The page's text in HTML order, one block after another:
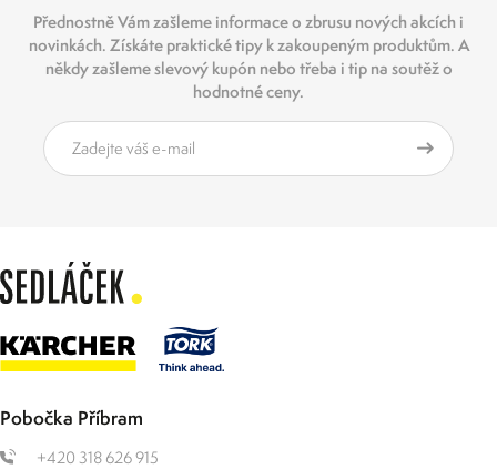
Přednostně Vám zašleme informace o zbrusu nových akcích i
novinkách. Získáte praktické tipy k zakoupeným produktům. A
někdy zašleme slevový kupón nebo třeba i tip na soutěž o
hodnotné ceny.
Pobočka Příbram
+420 318 626 915